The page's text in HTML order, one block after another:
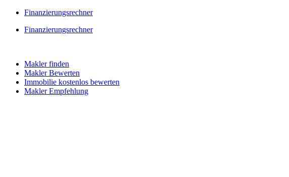
Skip
content
Finanzierungsrechner
Finanzierungsrechner
Makler finden
Makler Bewerten
Immobilie kostenlos bewerten
Makler Empfehlung